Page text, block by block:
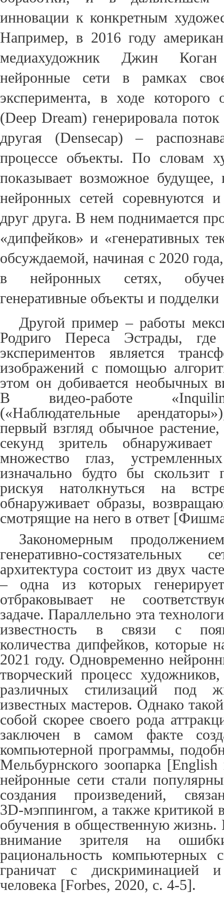
инновации к конкретным
Например, в 2016 году
медиахудожник Джин
нейронные сети в рамках
эксперимента, в ходе которого
(Deep Dream) генерировала
другая (Densecap) –
процессе объекты. По словам
показывает возможное будущее,
нейронных сетей соревнуются
друг друга. В нем поднимается
«дипфейков» и «генеративных
обсуждаемой, начиная с 2020
в нейронных сетях,
генеративные объекты и подделки
Другой пример – работы
Родриго Переса Эстрады,
экспериментов является
изображений с помощью
этом он добивается необычных
В видео-работе
(«Наблюдательные
первый взгляд обычное
секунд зритель
множество глаз,
изначально будто бы
рискуя натолкнуться на
обнаруживает образы,
смотрящие на него в ответ
Закономерным
генеративно-
архитектура состоит из двух
– одна из которых
отбраковывает не
задаче. Параллельно эта
известность в связи с
количества дипфейков, которые
2021 году. Одновременно
творческий процесс
различных стилизаций под
известных мастеров. Однако
собой скорее своего рода
заключен в самом факте
компьютерной программы,
Мельбурнского зоопарка [English
нейронные сети стали
создания произведений,
3D‑мэппингом, а также критикой
обучения в общественную
внимание зрителя на
рациональность компьютерных
граничат с дискриминацией
человека [Forbes, 2020, c. 4-5].